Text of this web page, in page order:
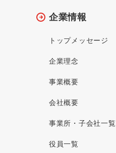
企業情報
トップメッセージ
企業理念
事業概要
会社概要
事業所・子会社一覧
役員一覧